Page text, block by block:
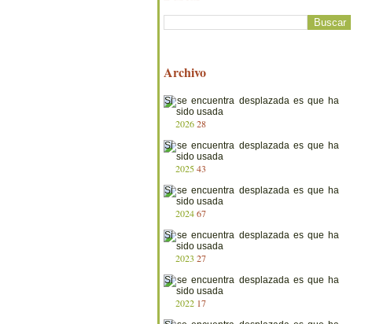
Archivo
202628
202543
202467
2023 27
2022 17